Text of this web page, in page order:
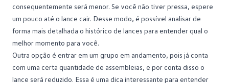
consequentemente será menor. Se você não tiver pressa, espere
um pouco até o lance cair. Desse modo, é possível analisar de
forma mais detalhada o histórico de lances para entender qual o
melhor momento para você.
Outra opção é entrar em um grupo em andamento, pois já conta
com uma certa quantidade de assembleias, e por conta disso o
lance será reduzido. Essa é uma dica interessante para entender